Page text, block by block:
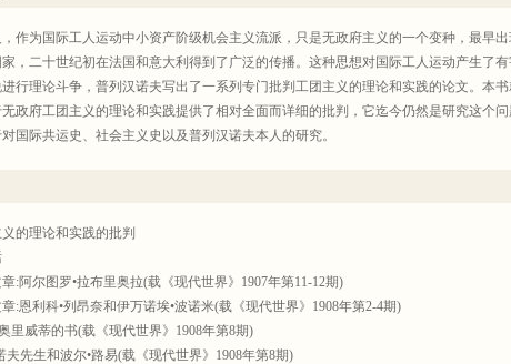
作为国际工人运动中小资产阶级机会主义流派，只是无政府主义的一个变种，最早
，二十世纪初在法国和意大利得到了广泛的传播。这种思想对国际工人运动产生了
行理论斗争，普列汉诺夫写出了一系列专门批判工团主义的理论和实践的论文。本书
政府工团主义的理论和实践提供了相对全面而详细的批判，它迄今仍然是研究这个
国际共运史、社会主义史以及普列汉诺夫本人的研究。
的理论和实践的批判
:阿尔图罗•拉布里奥拉(载《现代世界》1907年第11-12期)
:恩利科•列昂奈和伊万诺埃•波诺米(载《现代世界》1908年第2-4期)
里威蒂的书(载《现代世界》1908年第8期)
夫先生和波尔•路易(载《现代世界》1908年第8期)